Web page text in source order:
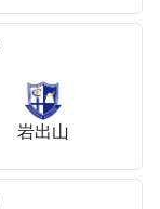
岩出山